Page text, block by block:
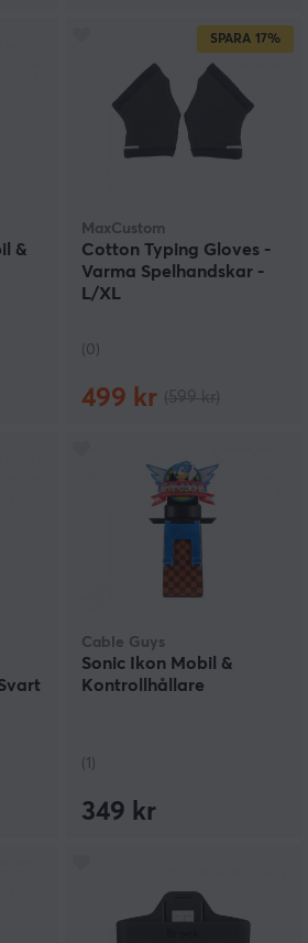
&
SPARA 17%
MaxCustom
Cotton Typing Gloves -
Varma Spelhandskar -
L/XL
(0)
499 kr
Cable Guys
Sonic Ikon Mobil &
Kontrollhållare
(1)
349 kr